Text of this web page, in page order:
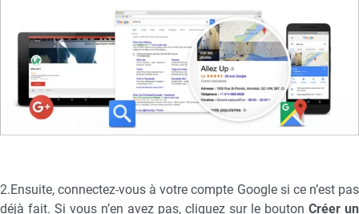
2.Ensuite, connectez-vous à votre compte Google si ce n’est pas
déjà fait. Si vous n’en avez pas, cliquez sur le bouton Créer un